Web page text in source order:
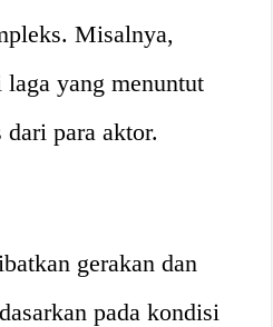
Misalnya,
laga yang menuntut
para aktor.
gerakan dan
pada kondisi